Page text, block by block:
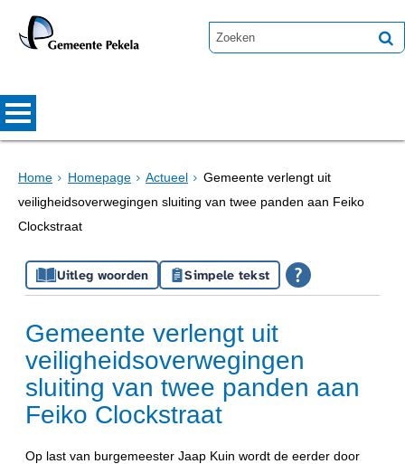
Home Homepage Actueel
Gemeente verlengt uit
veiligheidsoverwegingen sluiting van twee panden aan Feiko
Clockstraat
Uitleg woorden Simpele tekst
Gemeente verlengt uit
veiligheidsoverwegingen
sluiting van twee panden aan
Feiko Clockstraat
Op last van burgemeester Jaap Kuin wordt de eerder door